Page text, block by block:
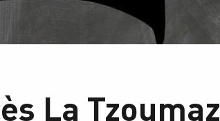
La Tzoumaz